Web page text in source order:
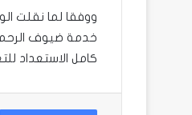
ووفقا لما نقلت
خدمة ضيوف
كامل الاستعداد